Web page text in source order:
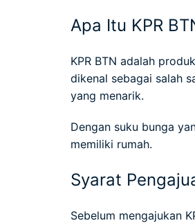
Apa Itu KPR
KPR BTN adalah
dikenal sebagai salah
yang menarik.
Dengan suku bunga
memiliki rumah.
Syarat
Sebelum mengajukan